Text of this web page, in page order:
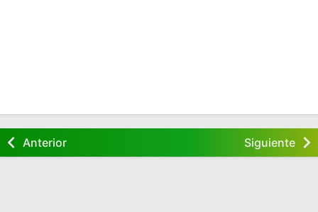
Anterior Siguiente